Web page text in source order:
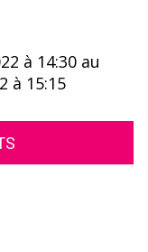
à 15:15